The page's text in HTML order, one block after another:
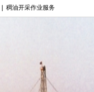
| 稠油开采作业服务